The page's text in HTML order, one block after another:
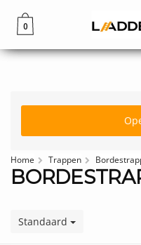
0
0
Home Trappen
Standaard